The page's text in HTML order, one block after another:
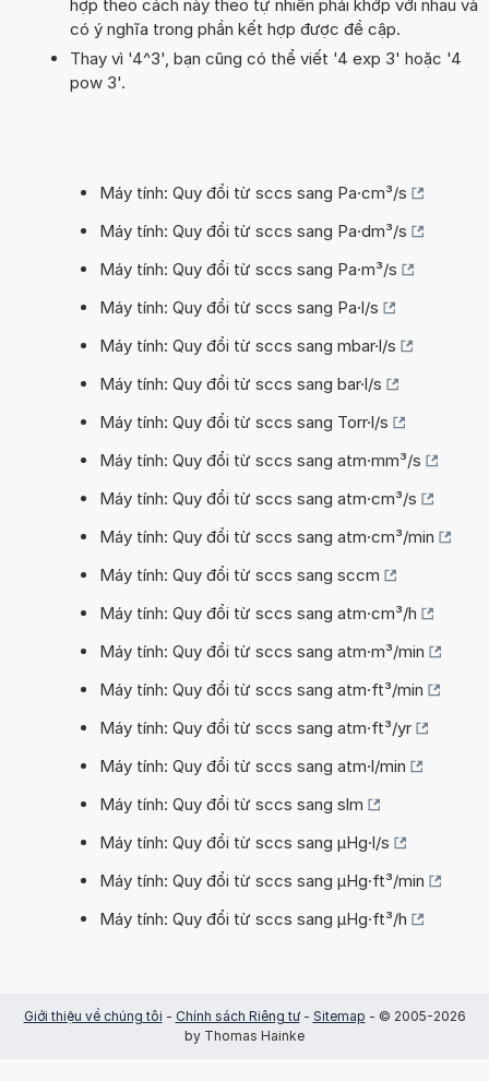
hợp theo cách này theo tự nhiên phải khớp với nhau và
có ý nghĩa trong phần kết hợp được đề cập.
Thay vì '4^3', bạn cũng có thể viết '4 exp 3' hoặc '4
pow 3'.
Máy tính: Quy đổi từ sccs sang Pa·cm³/s
Máy tính: Quy đổi từ sccs sang Pa·dm³/s
Máy tính: Quy đổi từ sccs sang Pa·m³/s
Máy tính: Quy đổi từ sccs sang Pa·l/s
Máy tính: Quy đổi từ sccs sang mbar·l/s
Máy tính: Quy đổi từ sccs sang bar·l/s
Máy tính: Quy đổi từ sccs sang Torr·l/s
Máy tính: Quy đổi từ sccs sang atm·mm³/s
Máy tính: Quy đổi từ sccs sang atm·cm³/s
Máy tính: Quy đổi từ sccs sang atm·cm³/min
Máy tính: Quy đổi từ sccs sang sccm
Máy tính: Quy đổi từ sccs sang atm·cm³/h
Máy tính: Quy đổi từ sccs sang atm·m³/min
Máy tính: Quy đổi từ sccs sang atm·ft³/min
Máy tính: Quy đổi từ sccs sang atm·ft³/yr
Máy tính: Quy đổi từ sccs sang atm·l/min
Máy tính: Quy đổi từ sccs sang slm
Máy tính: Quy đổi từ sccs sang µHg·l/s
Máy tính: Quy đổi từ sccs sang µHg·ft³/min
Máy tính: Quy đổi từ sccs sang µHg·ft³/h
Giới thiệu về chúng tôi - Chính sách Riêng tư- Sitemap - © 2005-2026
by Thomas Hainke